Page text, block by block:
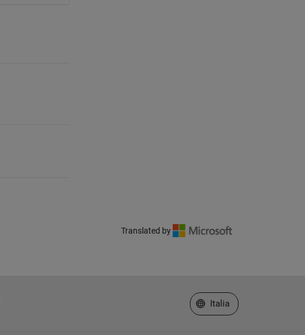
Translated by
Seleziona un sito web
Italia